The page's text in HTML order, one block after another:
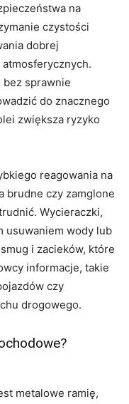
na
czystości
dobrej
bez sprawnie
do znacznego
zwiększa ryzyko
reagowania na
brudne czy zamglone
Wycieraczki,
usuwaniem wody lub
i zacieków, które
informacje, takie
czy
drogowego.
metalowe ramię,